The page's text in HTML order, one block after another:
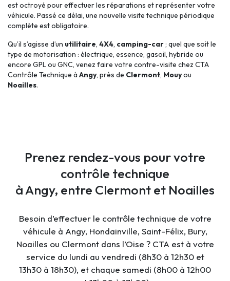
est octroyé pour effectuer les réparations et représenter votre
véhicule. Passé ce délai, une nouvelle visite technique périodique
complète est obligatoire.
Qu’il s’agisse d’un utilitaire, 4X4, camping-car; quel que soit le
type de motorisation : électrique, essence, gasoil, hybride ou
encore GPL ou GNC, venez faire votre contre-visite chez CTA
Contrôle Technique àAngy, près de Clermont, Mouyou
Noailles.
Prenez rendez-vous pour votre
contrôle technique
à Angy, entre Clermont et Noailles
Besoin d’effectuer le contrôle technique de votre
véhicule à Angy, Hondainville, Saint-Félix, Bury,
Noailles ou Clermont dans l’Oise ? CTA est à votre
service du lundi au vendredi (8h30 à 12h30 et
13h30 à 18h30), et chaque samedi (8h00 à 12h00